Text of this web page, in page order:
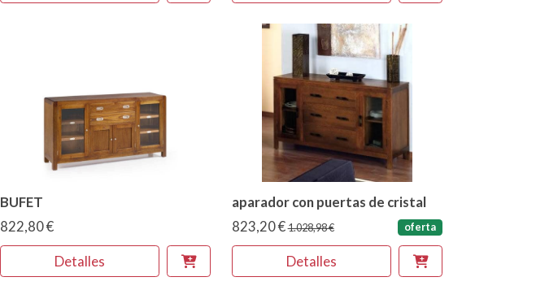
BUFET
822,80 €
Detalles
aparador con puertas de cristal
823,20 €1.028,98 € oferta
Detalles